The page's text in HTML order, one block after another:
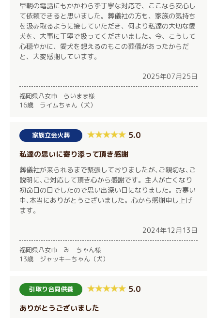
早朝の電話にもかかわらず丁寧な対応で、ここなら安心し
て依頼できると思いました。葬儀社の方も、家族の気持ち
を汲み取るように接していただき、何より私達の大切な愛
犬を、大事に丁寧で扱ってくださいました。今、こうして
心穏やかに、愛犬を想えるのもこの葬儀があったからだ
と、大変感謝しています。
2025年07月25日
福岡県八女市 らいまま様
16歳 ライムちゃん（犬）
家族立会火葬 5.0
私達の思いに寄り添って頂き感謝
葬儀社が来られるまで緊張しておりましたが､ご親切な､ご
説明に､ご対応して頂き心から感謝です。主人が亡くなり
初命日の日でしたので思い出深い日になりました。お寒い
中､本当にありがとうございました。心から感謝申し上げ
ます。
2024年12月13日
福岡県八女市 みーちゃん様
13歳 ジャッキーちゃん（犬）
引取り合同供養 5.0
ありがとうございました